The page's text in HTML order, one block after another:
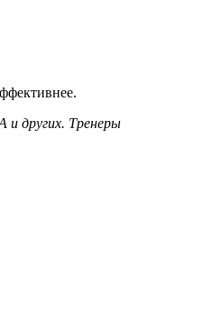
и других. Тренеры